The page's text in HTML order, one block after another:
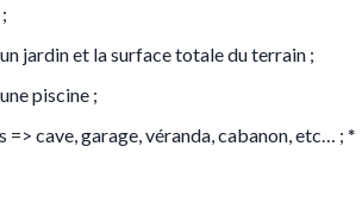
jardin et la surface totale du terrain ;
piscine ;
=> cave, garage, véranda, cabanon, etc… ; *